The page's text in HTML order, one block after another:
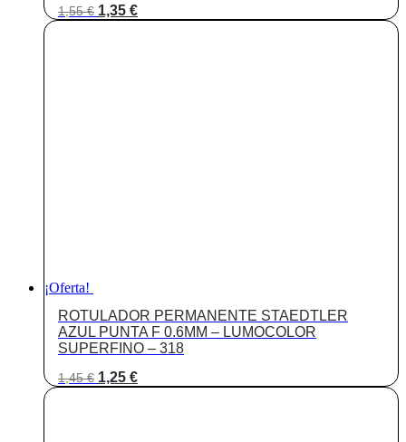
1,55€ El
precio
1,35 €El
precio
¡Oferta!
ROTULADOR PERMANENTE STAEDTLER
AZUL PUNTA F 0.6MM – LUMOCOLOR
SUPERFINO – 318
1,45€ El
precio
1,25 €El
precio